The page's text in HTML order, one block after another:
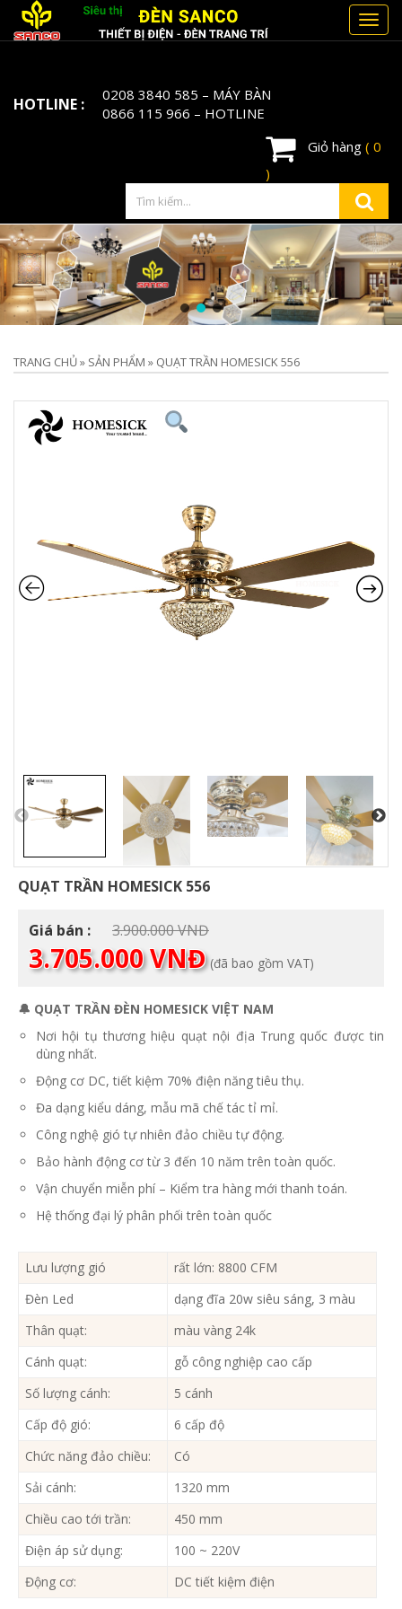
HOTLINE : 0208 3840 585 – MÁY BÀN
0866 115 966 – HOTLINE
Giỏ hàng ( 0
)
TRANG CHỦ» SẢN PHẨM » QUẠT TRẦN HOMESICK 556
QUẠT TRẦN HOMESICK 556
Giá bán : 3.900.000VNĐGiá
là:
3.705.000VNĐGiá
hiện
là:
3.705.000 VNĐ.
(đã bao gồm VAT)
🔔 QUẠT TRẦN ĐÈN HOMESICK VIỆT NAM
Nơi hội tụ thương hiệu quạt nội địa Trung quốc được tin
dùng nhất.
Động cơ DC, tiết kiệm 70% điện năng tiêu thụ.
Đa dạng kiểu dáng, mẫu mã chế tác tỉ mỉ.
Công nghệ gió tự nhiên đảo chiều tự động.
Bảo hành động cơ từ 3 đến 10 năm trên toàn quốc.
Vận chuyển miễn phí – Kiểm tra hàng mới thanh toán.
Hệ thống đại lý phân phối trên toàn quốc
Lưu lượng gió
rất lớn: 8800 CFM
Đèn Led
dạng đĩa 20w siêu sáng, 3 màu
Thân quạt:
màu vàng 24k
Cánh quạt:
gỗ công nghiệp cao cấp
Số lượng cánh:
5 cánh
Cấp độ gió:
6 cấp độ
Chức năng đảo chiều:
Có
Sải cánh:
1320 mm
Chiều cao tới trần:
450 mm
Điện áp sử dụng:
100 ~ 220V
Động cơ:
DC tiết kiệm điện